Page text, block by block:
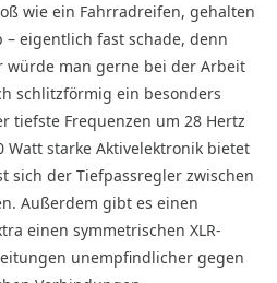
wie ein Fahrradreifen, gehalten
eigentlich fast schade, denn
würde man gerne bei der Arbeit
schlitzförmig ein besonders
tiefste Frequenzen um 28 Hertz
Watt starke Aktivelektronik bietet
sich der Tiefpassregler zwischen
Außerdem gibt es einen
einen symmetrischen XLR-
unempfindlicher gegen